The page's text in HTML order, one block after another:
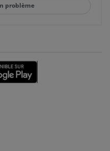
problème